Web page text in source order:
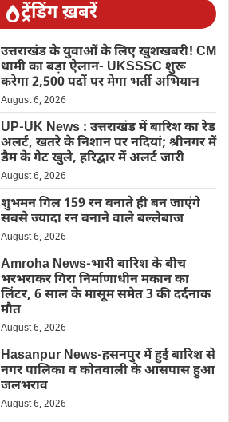
ट्रेंडिंग ख़बरें
उत्तराखंड के युवाओं के लिए खुशखबरी! CM
धामी का बड़ा ऐलान- UKSSSC शुरू
करेगा 2,500 पदों पर मेगा भर्ती अभियान
August 6, 2026
UP-UK News : उत्तराखंड में बारिश का रेड
अलर्ट, खतरे के निशान पर नदियां; श्रीनगर में
डैम के गेट खुले, हरिद्वार में अलर्ट जारी
August 6, 2026
शुभमन गिल 159 रन बनाते ही बन जाएंगे
सबसे ज्यादा रन बनाने वाले बल्लेबाज
August 6, 2026
Amroha News-भारी बारिश के बीच
भरभराकर गिरा निर्माणाधीन मकान का
लिंटर, 6 साल के मासूम समेत 3 की दर्दनाक
मौत
August 6, 2026
Hasanpur News-हसनपुर में हुई बारिश से
नगर पालिका व कोतवाली के आसपास हुआ
जलभराव
August 6, 2026